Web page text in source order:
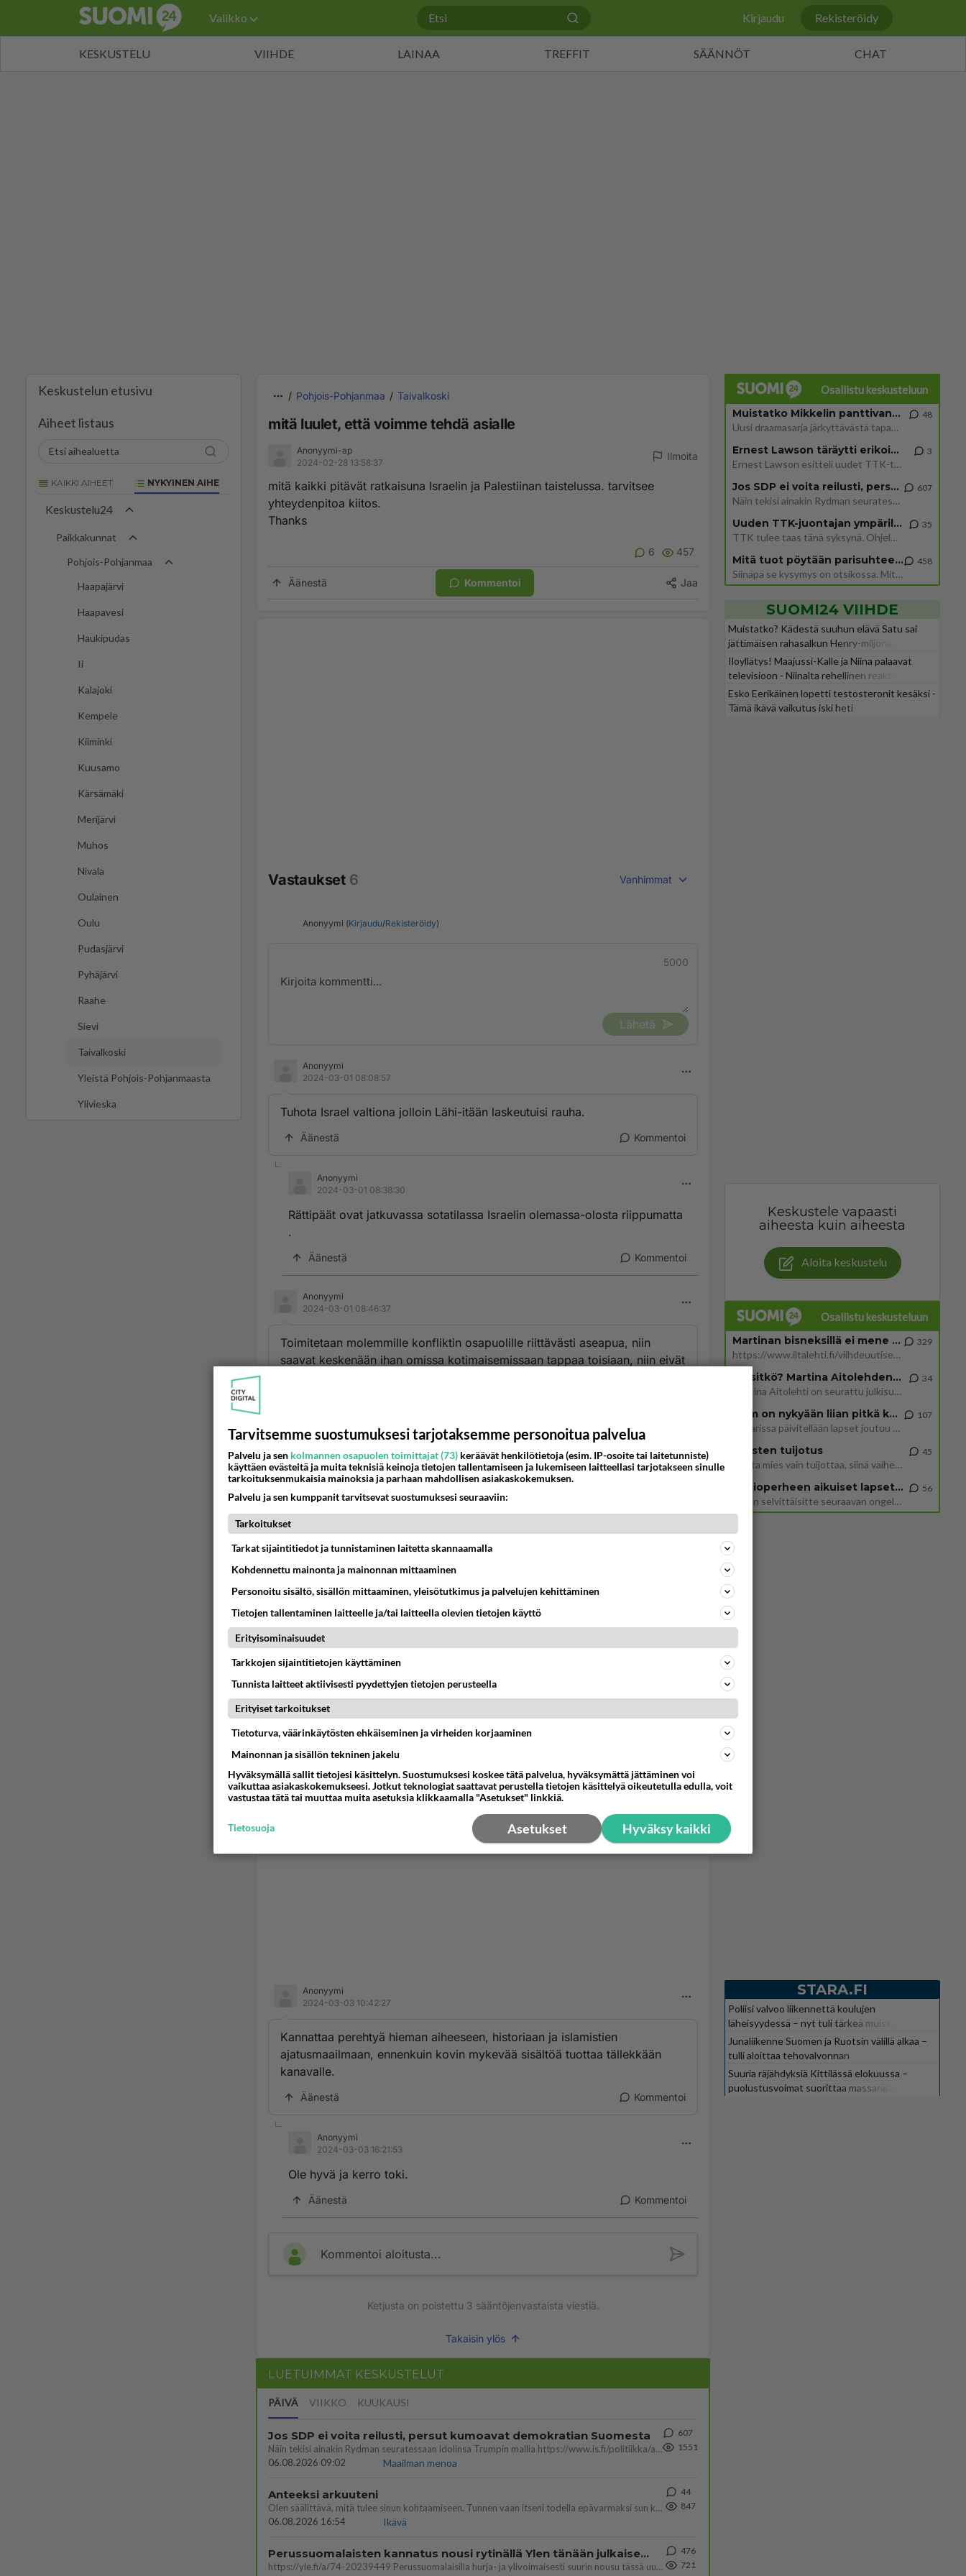
Valikko Kirjaudu Rekisteröidy
KESKUSTELU VIIHDE LAINAA TREFFIT SÄÄNNÖT CHAT
Keskustelun etusivu
Aiheet listaus
KAIKKI AIHEET NYKYINEN AIHE
Keskustelu24
Paikkakunnat
Pohjois-Pohjanmaa
Haapajärvi
Haapavesi
Haukipudas
Ii
Kalajoki
Kempele
Kiiminki
Kuusamo
Kärsämäki
Merijärvi
Muhos
Nivala
Oulainen
Oulu
Pudasjärvi
Pyhäjärvi
Raahe
Sievi
Taivalkoski
Yleistä Pohjois-Pohjanmaasta
Ylivieska
Pohjois-Pohjanmaa Taivalkoski
mitä luulet, että voimme tehdä asialle
Anonyymi-ap
2024-02-28 13:58:37
Ilmoita
mitä kaikki pitävät ratkaisuna Israelin ja Palestiinan taistelussa. tarvitsee
yhteydenpitoa kiitos.
Thanks
6 457
Äänestä Kommentoi Jaa
Vastaukset 6 Vanhimmat
Anonyymi (Kirjaudu/Rekisteröidy)
5000
Lähetä
Anonyymi
2024-03-01 08:08:57
Tuhota Israel valtiona jolloin Lähi-itään laskeutuisi rauha.
Äänestä Kommentoi
Anonyymi
2024-03-01 08:38:30
Rättipäät ovat jatkuvassa sotatilassa Israelin olemassa-olosta riippumatta
.
Äänestä Kommentoi
Anonyymi
2024-03-01 08:46:37
Toimitetaan molemmille konfliktin osapuolille riittävästi aseapua, niin
saavat keskenään ihan omissa kotimaisemissaan tappaa toisiaan, niin eivät
Anonyymi
2024-03-03 02:27:33
Toivotaan, että Taivalkoski säilyy pahalta ja nämä apinat eivät löydä tänne.
Anonyymi
2024-03-03 10:42:27
Kannattaa perehtyä hieman aiheeseen, historiaan ja islamistien
ajatusmaailmaan, ennenkuin kovin mykevää sisältöä tuottaa tällekkään
kanavalle.
Äänestä Kommentoi
Anonyymi
2024-03-03 16:21:53
Ole hyvä ja kerro toki.
Äänestä Kommentoi
Kommentoi aloitusta...
Ketjusta on poistettu 3 sääntöjenvastaista viestiä.
Takaisin ylös
LUETUIMMAT KESKUSTELUT
PÄIVÄ VIIKKO KUUKAUSI
Jos SDP ei voita reilusti, persut kumoavat demokratian Suomesta
Näin tekisi ainakin Rydman seuratessaan idolinsa Trumpin mallia https://www.is.fi/politiikka/art-2000012187244.html
06.08.2026 09:02
Maailman menoa
607
1551
Anteeksi arkuuteni
Olen säälittävä, mitä tulee sinun kohtaamiseen. Tunnen vaan itseni todella epävarmaksi sun kanssa. Jos minun olisi pitän
06.08.2026 16:54
Ikävä
44
847
Perussuomalaisten kannatus nousi rytinällä Ylen tänään julkaisemassa tuoreimmassa gallup-kyselyssä.
https://yle.fi/a/74-20239449 Perussuomalaisilla hurja- ja ylivoimaisesti suurin nousu tässä uudessa Ylen gallupissa. Kyl
476
721
Osallistu keskusteluun
Muistatko Mikkelin panttivankidraaman?
Uusi draamasarja järkyttävästä tapauksesta on tulossa. Tositapahtumiin perustuva sarja ammentaa vuoden 1986 Mikkelin pan
48
Ernest Lawson täräytti erikoisen heiton TTK-lehdistötilaisuudessa: " Onko tässä tarkoituksena...?"
Ernest Lawson esitteli uudet TTK-tähtioppilaat ja opettajat torstaina 6.8. lehdistölle. Tulevalla kaudella on yksi hausk
3
Jos SDP ei voita reilusti, persut kumoavat demokratian Suomesta
Näin tekisi ainakin Rydman seuratessaan idolinsa Trumpin mallia https://www.is.fi/politiikka/art-2000012187244.html
607
Uuden TTK-juontajan ympärillä epätietoisuus sakenee - Nyt MTV hämmentää soppaa
TTK tulee taas tänä syksynä. Ohjelman uudet tähtioppilaat julkistetaan torstaina 6. elokuuta klo 14 alkavassa lehdistö
35
Mitä tuot pöytään parisuhteessa?
Siinäpä se kysymys on otsikossa. Mitäpä siis tuot/toisit pöytään parisuhteessa? Oletko mies vai nainen? Koetko sen mitä
458
SUOMI24 VIIHDE
Muistatko? Kädestä suuhun elävä Satu sai
jättimäisen rahasalkun Henry-miljonääriltä
Iloyllätys! Maajussi-Kalle ja Niina palaavat
televisioon - Niinalta rehellinen reaktio:
"KÄÄKS!"
Esko Eerikäinen lopetti testosteronit kesäksi -
Tämä ikävä vaikutus iski heti
Keskustele vapaasti
aiheesta kuin aiheesta
Aloita keskustelu
Osallistu keskusteluun
Martinan bisneksillä ei mene hyvin
https://www.iltalehti.fi/viihdeuutiset/a/c46da6ab-340f-4790-aaa7-0865eed2336 Yrityksen konkurssihakemus on tullut kärä
329
Tiesitkö? Martina Aitolehden isäpuoli on tämä suosittu laulaja
Martina Aitolehti on seurattu julkisuuden henkilö. Lähipiiriin mahtuu muitakin tunnettuja henkilöitä. Tiesitkö, että Ma
34
2 km on nykyään liian pitkä koulumatka
Hesarissa päivitellään lapset joutuu nyt kulkemaan 2 km kouluun jösses. Ruostefillarilla tuo matka menee vaikka miten äk
107
Miesten tuijotus
Mutta mies vain tuijottaa, siinä vaiheessa käännän itse pään pois. Mikä juttu? Yleensä jos joku tuijottaa tai katsoo, hä
45
Uusioperheen aikuiset lapset tyhjentää jääkaapin käydessään
Miten selvittäisitte seuraavan ongelman, meillä on uusioperhe, minulla teini-ikäiset lapset ja puolisolla aikuiset, jotk
56
STARA.FI
Poliisi valvoo liikennettä koulujen
läheisyydessä – nyt tuli tärkeä muistutus
Junaliikenne Suomen ja Ruotsin välillä alkaa –
tulli aloittaa tehovalvonnan
Suuria räjähdyksiä Kittilässä elokuussa –
puolustusvoimat suorittaa massaräjäytyksiä
Tarvitsemme suostumuksesi tarjotaksemme personoitua palvelua
Palvelu ja sen kolmannen osapuolen toimittajat (73) keräävät henkilötietoja (esim. IP-osoite tai laitetunniste)
käyttäen evästeitä ja muita teknisiä keinoja tietojen tallentamiseen ja lukemiseen laitteellasi tarjotakseen sinulle
tarkoituksenmukaisia mainoksia ja parhaan mahdollisen asiakaskokemuksen.
Palvelu ja sen kumppanit tarvitsevat suostumuksesi seuraaviin:
Tarkoitukset
Tarkat sijaintitiedot ja tunnistaminen laitetta skannaamalla
Kohdennettu mainonta ja mainonnan mittaaminen
Personoitu sisältö, sisällön mittaaminen, yleisötutkimus ja palvelujen kehittäminen
Tietojen tallentaminen laitteelle ja/tai laitteella olevien tietojen käyttö
Erityisominaisuudet
Tarkkojen sijaintitietojen käyttäminen
Tunnista laitteet aktiivisesti pyydettyjen tietojen perusteella
Erityiset tarkoitukset
Tietoturva, väärinkäytösten ehkäiseminen ja virheiden korjaaminen
Mainonnan ja sisällön tekninen jakelu
Hyväksymällä sallit tietojesi käsittelyn. Suostumuksesi koskee tätä palvelua, hyväksymättä jättäminen voi
vaikuttaa asiakaskokemukseesi. Jotkut teknologiat saattavat perustella tietojen käsittelyä oikeutetulla edulla, voit
vastustaa tätä tai muuttaa muita asetuksia klikkaamalla "Asetukset" linkkiä.
Hyväksy kaikki
Asetukset
Tietosuoja